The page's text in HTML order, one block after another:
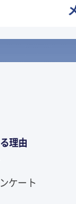
理由
ケート